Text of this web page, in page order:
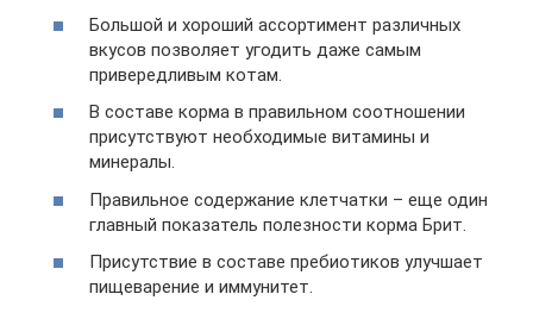
Большой и хороший ассортимент различных
вкусов позволяет угодить даже самым
привередливым котам.
В составе корма в правильном соотношении
присутствуют необходимые витамины и
минералы.
Правильное содержание клетчатки – еще один
главный показатель полезности корма Брит.
Присутствие в составе пребиотиков улучшает
пищеварение и иммунитет.